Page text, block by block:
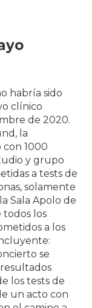
habría sido
clínico
de 2020.
la
1000
y grupo
a tests de
solamente
Sala Apolo de
todos los
a los
se
los tests de
un acto con